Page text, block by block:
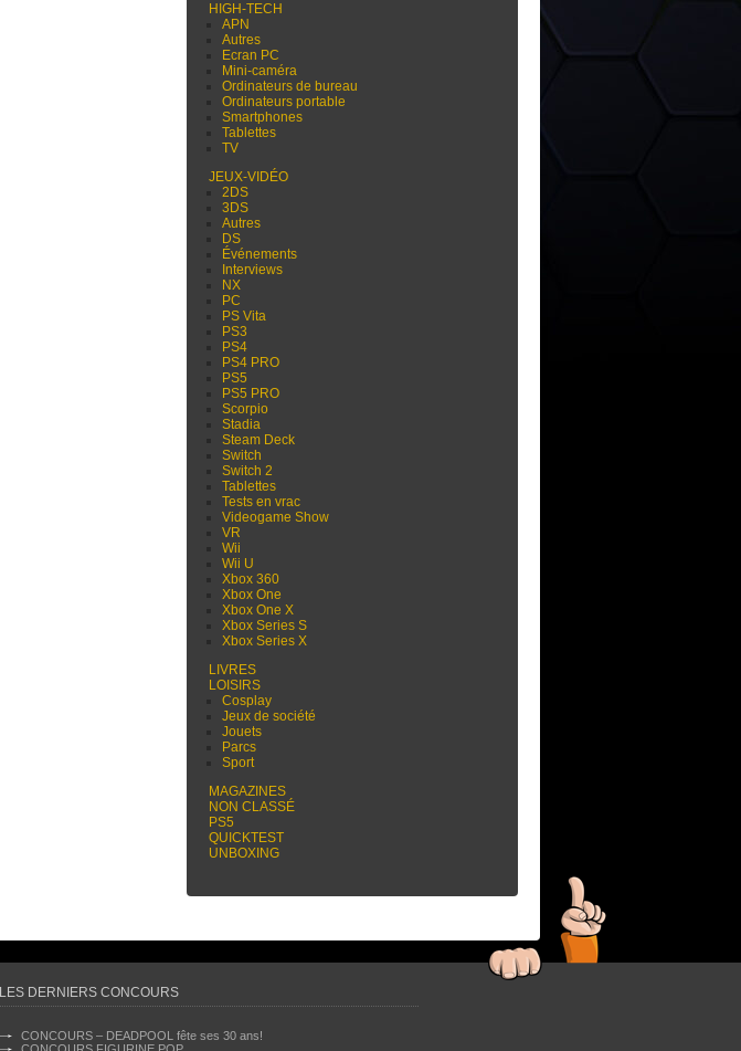
HIGH-TECH
APN
Autres
Ecran PC
Mini-caméra
Ordinateurs de bureau
Ordinateurs portable
Smartphones
Tablettes
TV
JEUX-VIDÉO
2DS
3DS
Autres
DS
Événements
Interviews
NX
PC
PS Vita
PS3
PS4
PS4 PRO
PS5
PS5 PRO
Scorpio
Stadia
Steam Deck
Switch
Switch 2
Tablettes
Tests en vrac
Videogame Show
VR
Wii
Wii U
Xbox 360
Xbox One
Xbox One X
Xbox Series S
Xbox Series X
LIVRES
LOISIRS
Cosplay
Jeux de société
Jouets
Parcs
Sport
MAGAZINES
NON CLASSÉ
PS5
QUICKTEST
UNBOXING
LES DERNIERS CONCOURS
CONCOURS – DEADPOOL fête ses 30 ans!